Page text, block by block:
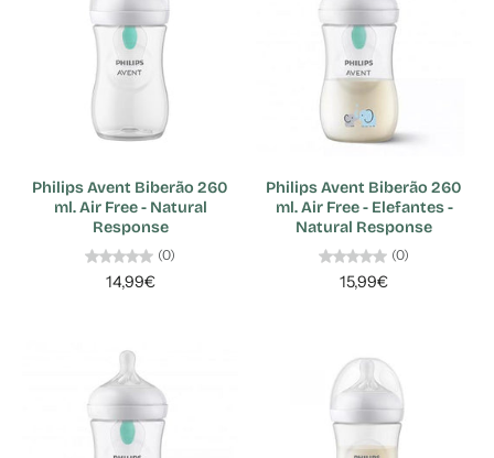
Philips Avent Biberão 260
ml. Air Free - Natural
Response
(0)
14,99€
Philips Avent Biberão 260
ml. Air Free - Elefantes -
Natural Response
(0)
15,99€